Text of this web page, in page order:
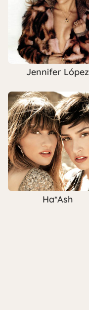
Jennifer López
Ha*Ash